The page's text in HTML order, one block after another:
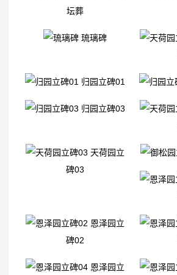
坛葬
琉璃碑
归园立碑01
归园立碑03
天荷园立
碑03
恩泽园立
碑02
恩泽园立